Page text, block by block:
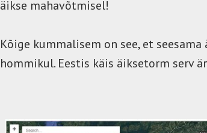
äikse mahavõtmisel!
Kõige kummalisem on see, et
hommikul. Eestis käis äiksetorm serv